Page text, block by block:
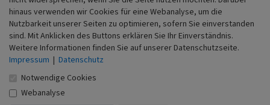
Keine Angabe
Erfassungsmethode
Übernahme aus externer Fachdatenbank
Empfohlene Zitierweise
hinaus verwenden wir Cookies für eine Webanalyse, um die
Nutzbarkeit unserer Seiten zu optimieren, sofern Sie einverstanden
sind. Mit Anklicken des Buttons erklären Sie Ihr Einverständnis.
Weitere Informationen finden Sie auf unserer Datenschutzseite.
Impressum | Datenschutz
Notwendige Cookies
Webanalyse